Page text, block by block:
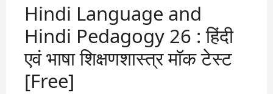
Hindi Language and
Hindi Pedagogy 26 : हिंदी
एवं भाषा शिक्षणशास्त्र मॉक टेस्ट
[Free]